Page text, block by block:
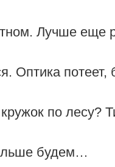
Лучше еще
Оптика потеет,
по лесу?
будем…